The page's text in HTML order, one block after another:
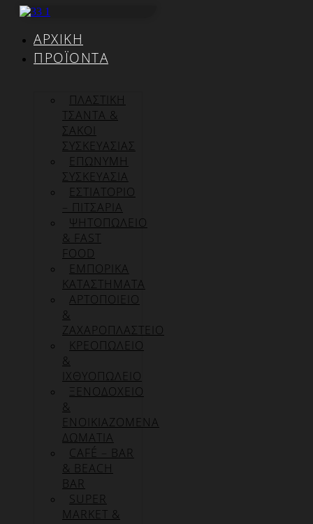
Μετάβαση
περιεχόμενοΑΡΧΙΚΉ
ΠΡΟΪΌΝΤΑ
ΠΛΑΣΤΙΚΗ
ΤΣΑΝΤΑ &
ΣΑΚΟΙ
ΣΥΣΚΕΥΑΣΙΑΣ
ΕΠΏΝΥΜΗ
ΣΥΣΚΕΥΑΣΊΑ
ΕΣΤΙΑΤΟΡΙΟ
– ΠΙΤΣΑΡΙΑ
ΨΗΤΟΠΩΛΕΙΟ
& FAST
FOOD
ΕΜΠΟΡΙΚΑ
ΚΑΤΑΣΤΗΜΑΤΑ
ΑΡΤΟΠΟΙΕΙΟ
&
ΖΑΧΑΡΟΠΛΑΣΤΕΙΟ
ΚΡΕΟΠΩΛΕΙΟ
&
ΙΧΘΥΟΠΩΛΕΙΟ
ΞΕΝΟΔΟΧΕΙΟ
&
ΕΝΟΙΚΙΑΖΟΜΕΝΑ
ΔΩΜΑΤΙΑ
CAFÉ – BAR
& BEACH
BAR
SUPER
MARKET &